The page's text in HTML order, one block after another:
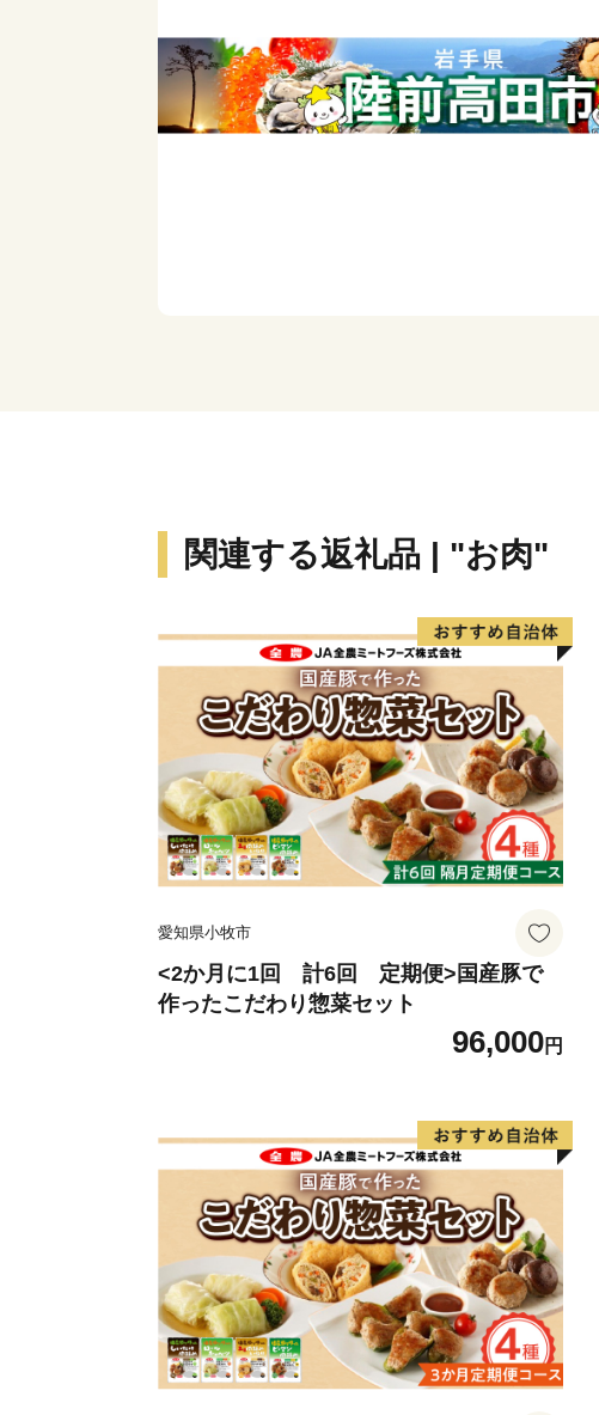
関連する返礼品 | "お肉"
愛知県小牧市
<2か月に1回 計6回 定期便>国産豚で
作ったこだわり惣菜セット
96,000円